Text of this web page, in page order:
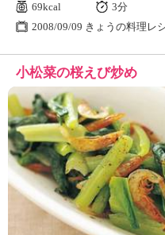
69kcal
3分
2008/09/09 きょうの料理レ
小松菜の桜えび炒め